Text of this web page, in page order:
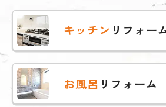
キッチン リフォー
お風呂 リフォーム